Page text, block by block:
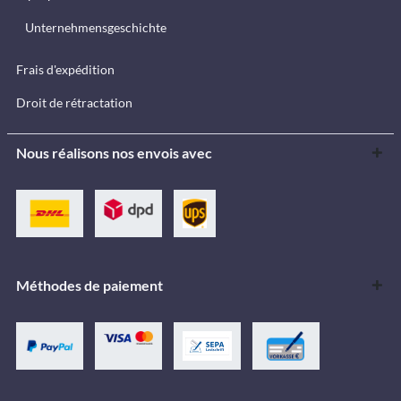
Unternehmensgeschichte
Frais d'expédition
Droit de rétractation
Nous réalisons nos envois avec
Méthodes de paiement